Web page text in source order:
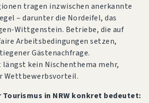
tragen inzwischen anerkannte
– darunter die Nordeifel, das
Wittgenstein. Betriebe, die auf
Arbeitsbedingungen setzen,
Gästenachfrage.
kein Nischenthema mehr,
Wettbewerbsvorteil.
in NRW konkret bedeutet: